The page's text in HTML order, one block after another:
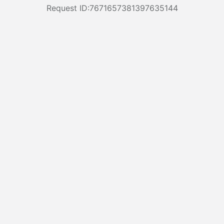
Request ID:7671657381397635144